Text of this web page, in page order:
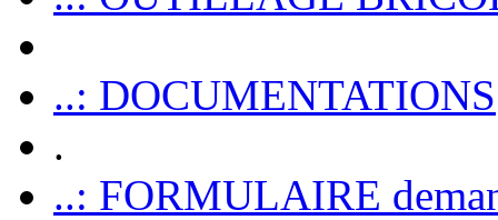
..: DOCUMENTATIONS
.
..: FORMULAIRE